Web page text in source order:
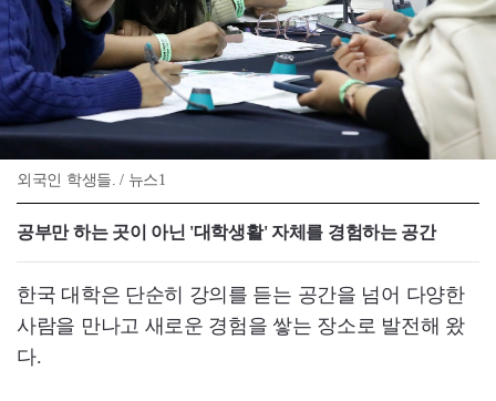
외국인 학생들. / 뉴스1
공부만 하는 곳이 아닌 '대학생활' 자체를 경험하는 공간
한국 대학은 단순히 강의를 듣는 공간을 넘어 다양한
사람을 만나고 새로운 경험을 쌓는 장소로 발전해 왔
다.